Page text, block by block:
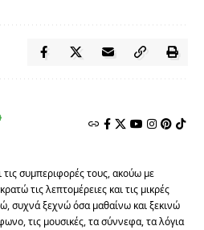
συμπεριφορές τους, ακούω με
τις λεπτομέρειες και τις μικρές
συχνά ξεχνώ όσα μαθαίνω και ξεκινώ
τις μουσικές, τα σύννεφα, τα λόγια